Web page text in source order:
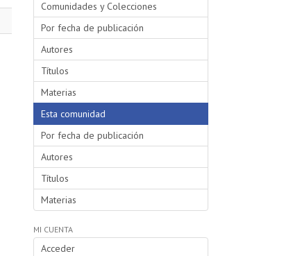
Comunidades y Colecciones
Por fecha de publicación
Autores
Títulos
Materias
Esta comunidad
Por fecha de publicación
Autores
Títulos
Materias
MI CUENTA
Acceder